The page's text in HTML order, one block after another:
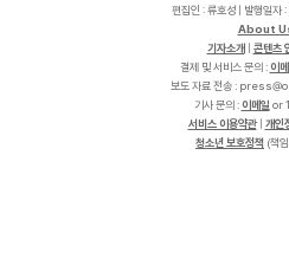
편집인 : 류호성 | 발행일자
About
기자소개
콘텐츠
결제 및 서비스 문의 : 이
보도 자료 전송 :
o
@
s
s
e
r
p
기사 문의 : 이메일 or
서비스 이용약관| 개인
청소년 보호정책 (책